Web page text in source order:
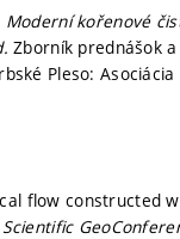
Moderní kořenové
Zborník prednášok
Pleso:
flow constructed